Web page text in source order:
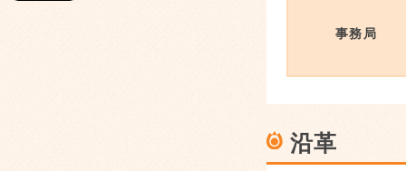
事務局
沿革